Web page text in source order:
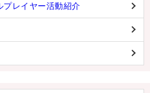
プレイヤー活動紹介